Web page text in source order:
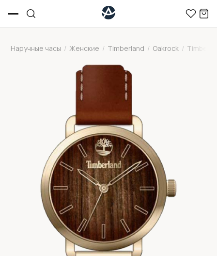
Наручные часы / Женские / Timberland / Oakrock /